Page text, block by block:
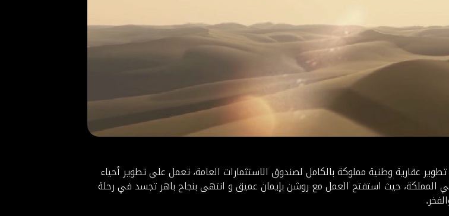
عقارية وطنية مملوكة بالكامل لصندوق الاستثمارات العامة، تعمل على تطوير أحياء
المملكة، حيث استفتح العمل مع روشن بإيمان عميق و انتهى بنجاح باهر تجسد في رحلة